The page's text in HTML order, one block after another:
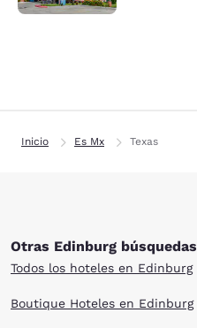
Inicio Es Mx Texas
Otras Edinburg búsquedas
Todos los hoteles en Edinburg
Boutique Hoteles en Edinburg